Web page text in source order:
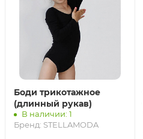
Боди трикотажное
(длинный рукав)
В наличии: 1
Бренд: STELLAMODA